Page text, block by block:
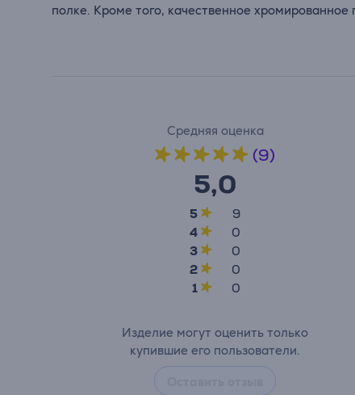
полке. Кроме того, качественное
Средняя оценка
(9)
5,0
5
9
4
0
3
0
2
0
1
0
Изделие могут оценить только
купившие его пользователи.